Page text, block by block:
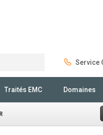
Service
Traités EMC Domaines